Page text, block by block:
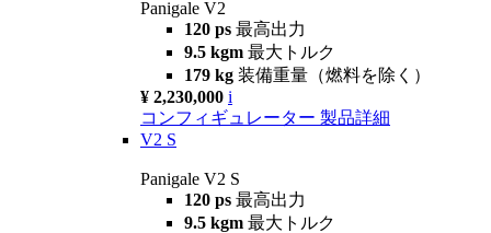
Panigale V2
120 ps 最高出力
9.5 kgm 最大トルク
179 kg 装備重量（燃料を除く）
¥ 2,230,000 i
コンフィギュレーター 製品詳細
V2 S
Panigale V2 S
120 ps 最高出力
9.5 kgm 最大トルク